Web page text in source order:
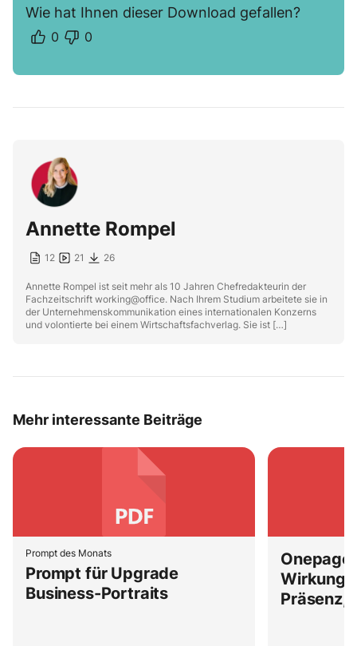
Wie hat Ihnen dieser Download gefallen?
0 0
Annette Rompel
12 21 26
Annette Rompel ist seit mehr als 10 Jahren Chefredakteurin der
Fachzeitschrift working@office. Nach Ihrem Studium arbeitete sie in
der Unternehmenskommunikation eines internationalen Konzerns
und volontierte bei einem Wirtschaftsfachverlag. Sie ist […]
Mehr interessante Beiträge
Prompt des Monats
Prompt für Upgrade
Business-Portraits
Wirkung
Präsenz,